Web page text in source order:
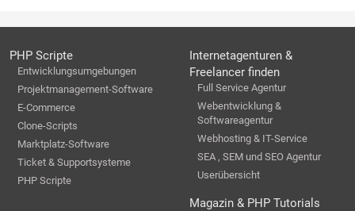
PHP Scripte
Entwicklungsumgebungen
Projektmanagement-Software
E-Commerce
Clone-Scripts
Marktplatz-Software
Ticket & Supportsysteme
PHP Scripte
Internetagenturen &
Freelancer finden
Full Service Agentur
Webentwicklung &
Softwareagentur
Webhosting & IT-Service
SEA , SEM und SEO Agentur
Userübersicht
Magazin & PHP Tutorials